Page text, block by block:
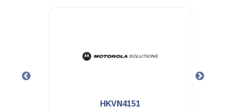
HKVN4151